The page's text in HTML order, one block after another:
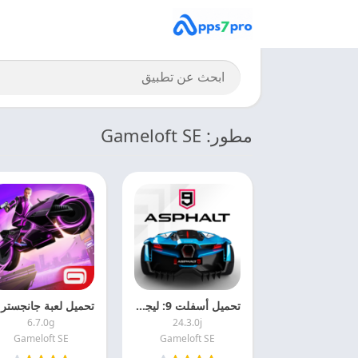
مطور: Gameloft SE
تحميل أسفلت 9: ليجندز 2026 Asphalt 9: Legends APK اخر اصدار مجانا
24.3.0j
Gameloft SE
6.7.0g
Gameloft SE